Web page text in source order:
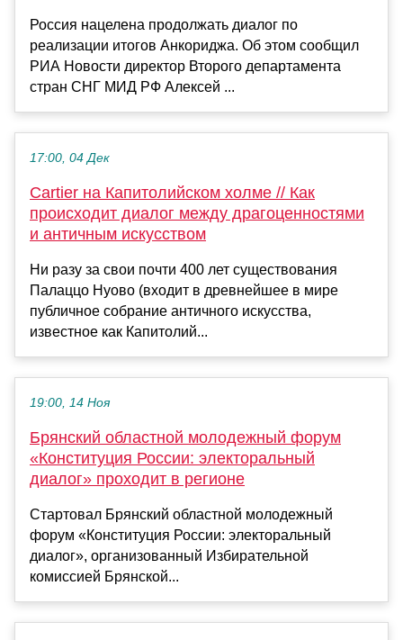
Россия нацелена продолжать диалог по
реализации итогов Анкориджа. Об этом сообщил
РИА Новости директор Второго департамента
стран СНГ МИД РФ Алексей ...
17:00, 04 Дек
Cartier на Капитолийском холме // Как
происходит диалог между драгоценностями
и античным искусством
Ни разу за свои почти 400 лет существования
Палаццо Нуово (входит в древнейшее в мире
публичное собрание античного искусства,
известное как Капитолий...
19:00, 14 Ноя
Брянский областной молодежный форум
«Конституция России: электоральный
диалог» проходит в регионе
Стартовал Брянский областной молодежный
форум «Конституция России: электоральный
диалог», организованный Избирательной
комиссией Брянской...